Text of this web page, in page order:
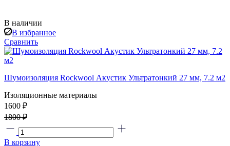
В наличии
В избранное
Сравнить
Шумоизоляция Rockwool Акустик Ультратонкий 27 мм, 7.2 м2
Изоляционные материалы
1600 ₽
1800 ₽
В корзину